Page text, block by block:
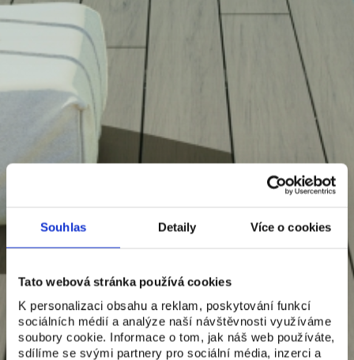
Souhlas Detaily Více o cookies
Tato webová stránka používá cookies
K personalizaci obsahu a reklam, poskytování funkcí
sociálních médií a analýze naší návštěvnosti využíváme
soubory cookie. Informace o tom, jak náš web používáte,
sdílíme se svými partnery pro sociální média, inzerci a